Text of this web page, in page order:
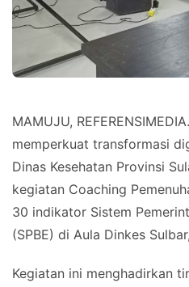
MAMUJU,
memperkuat transformasi
Dinas Kesehatan Provinsi
kegiatan Coaching
30 indikator Sistem
(SPBE) di Aula Dinkes
Kegiatan ini menghadirkan